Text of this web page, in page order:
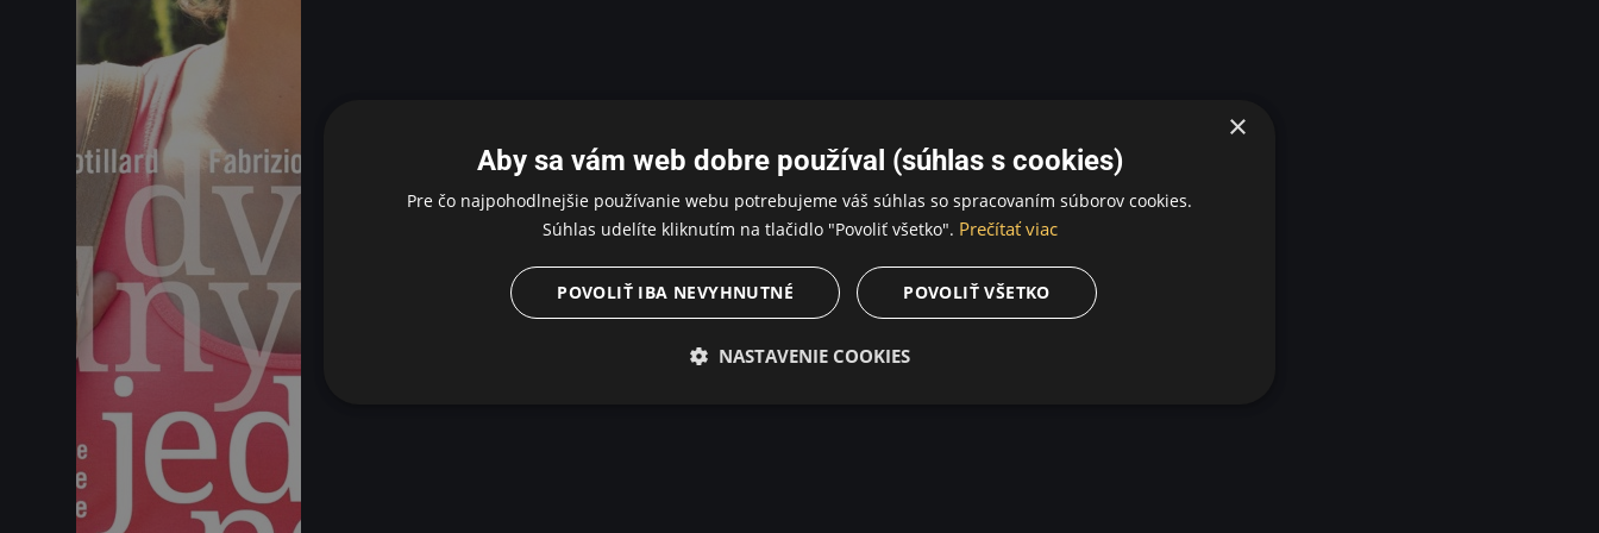
×
Aby sa vám web dobre používal (súhlas s cookies)
Pre čo najpohodlnejšie používanie webu potrebujeme váš súhlas so spracovaním súborov cookies.
Súhlas udelíte kliknutím na tlačidlo "Povoliť všetko". Prečítať viac
POVOLIŤ VŠETKO
POVOLIŤ IBA NEVYHNUTNÉ
NASTAVENIE COOKIES